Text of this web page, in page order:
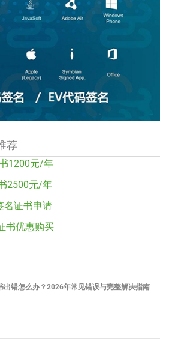
荐
1200元/年
2500元/年
名证书申请
书优惠购买
出错怎么办？2026年常见错误与完整解决指南